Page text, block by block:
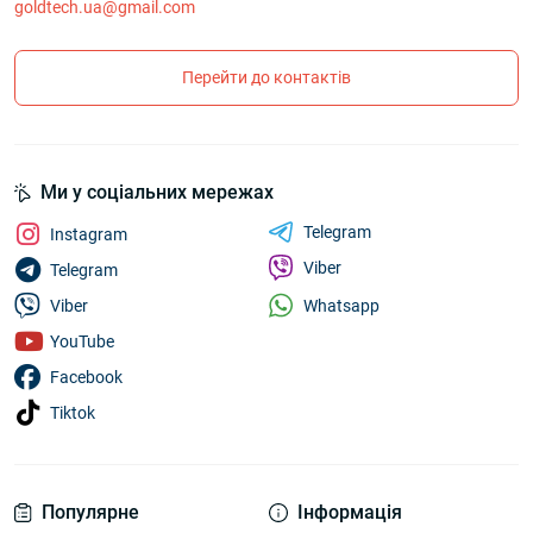
goldtech.ua@gmail.com
Перейти до контактів
Популярне Інформація
Ми у соціальних мережах
Instagram
Telegram
Viber
YouTube
Facebook
Tiktok
Telegram
Viber
Whatsapp